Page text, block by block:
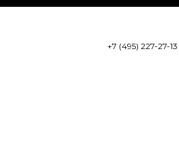
+7 (495) 227-27-13